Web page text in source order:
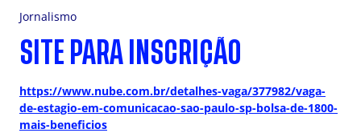
Jornalismo
SITE PARA INSCRIÇÃO
https://www.nube.com.br/detalhes-vaga/377982/vaga-
de-estagio-em-comunicacao-sao-paulo-sp-bolsa-de-1800-
mais-beneficios